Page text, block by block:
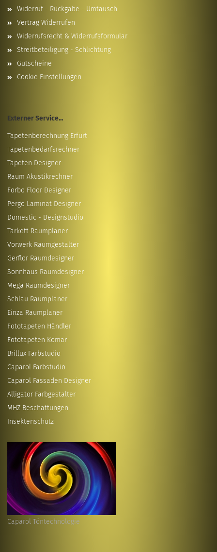
Widerruf - Rückgabe - Umtausch
Vertrag Widerrufen
Widerrufsrecht & Widerrufsformular
Streitbeteiligung - Schlichtung
Gutscheine
Cookie Einstellungen
Externer Service...
Tapetenberechnung Erfurt
Tapetenbedarfsrechner
Tapeten Designer
Raum Akustikrechner
Forbo Floor Designer
Pergo Laminat Designer
Domestic - Designstudio
Tarkett Raumplaner
Vorwerk Raumgestalter
Gerflor Raumdesigner
Sonnhaus Raumdesigner
Mega Raumdesigner
Schlau Raumplaner
Einza Raumplaner
Fototapeten Händler
Fototapeten Komar
Brillux Farbstudio
Caparol Farbstudio
Caparol Fassaden Designer
Alligator Farbgestalter
MHZ Beschattungen
Insektenschutz
Caparol Töntechnologie